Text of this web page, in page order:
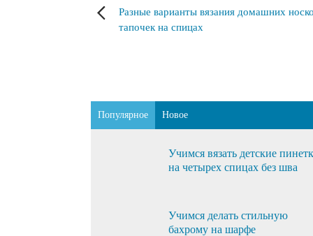
Разные варианты вязания домашних
тапочек на спицах
Популярное Новое
Учимся вязать детские
на четырех спицах без шва
Учимся делать стильную
бахрому на шарфе